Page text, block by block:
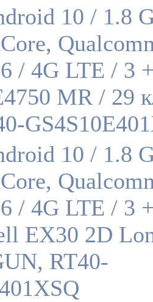
10 / 1.8
/ 4G LTE / 3
MR / 29
10 / 1.8
/ 4G LTE / 3
EX30 2D
RT40-